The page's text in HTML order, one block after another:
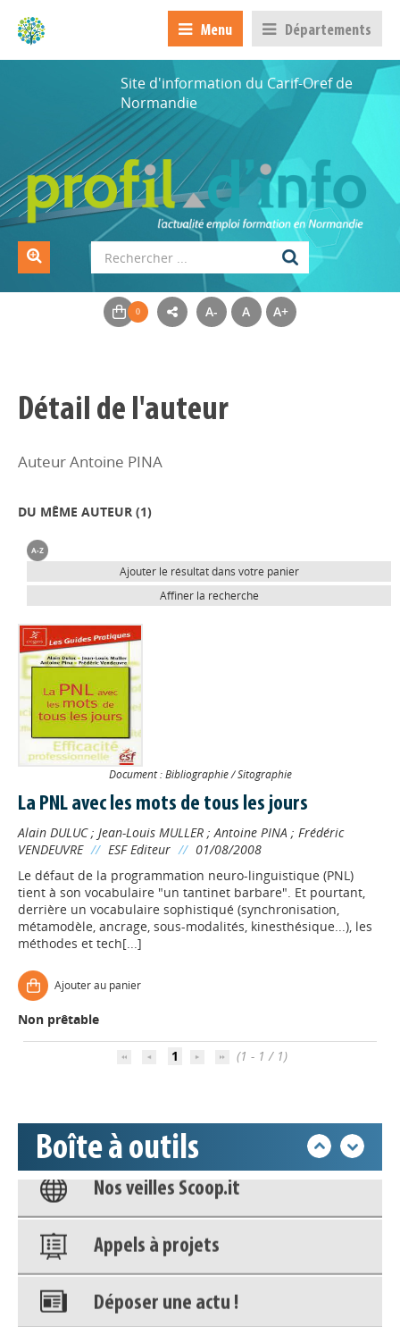
Menu Départements
Site d'information du Carif-Oref de
Normandie
A- A A+
Détail de l'auteur
Auteur Antoine PINA
DU MÊME AUTEUR (1)
Ajouter le résultat dans votre panier
Affiner la recherche
Document : Bibliographie / Sitographie
La PNL avec les mots de tous les jours
Alain DULUC; Jean-Louis MULLER ;Antoine PINA ; Frédéric
VENDEUVRE // ESF Editeur // 01/08/2008
Le défaut de la programmation neuro-linguistique (PNL)
tient à son vocabulaire "un tantinet barbare". Et pourtant,
derrière un vocabulaire sophistiqué (synchronisation,
métamodèle, ancrage, sous-modalités, kinesthésique...), les
méthodes et tech[...]
Ajouter au panier
Non prêtable
1 (1 - 1 / 1)
Boîte à outils
Appels à projets
Déposer une actu !
Accéder à son compte - (Se
déconnecter)
Base documentaire
Nos veilles Scoop.it
Appels à projets
Déposer une actu !